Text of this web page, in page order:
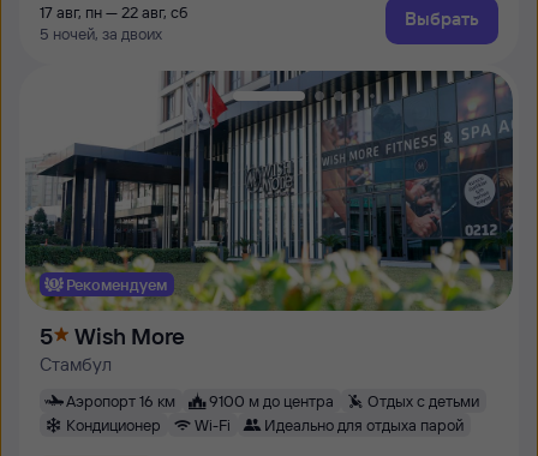
17 авг, пн — 22 авг, сб
5 ночей, за двоих
Выбрать
Рекомендуем
5 Wish More
Стамбул
Аэропорт 16 км 9100 м до центра
Отдых с детьми
Кондиционер
Wi-Fi Идеально для отдыха парой